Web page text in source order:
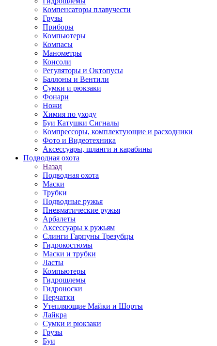
Компенсаторы плавучести
Грузы
Приборы
Компьютеры
Компасы
Манометры
Консоли
Регуляторы и Октопусы
Баллоны и Вентили
Сумки и рюкзаки
Фонари
Ножи
Химия по уходу
Буи Катушки Сигналы
Компрессоры, комплектующие и расходники
Фото и Видеотехника
Аксессуары, шланги и карабины
Подводная охота
Назад
Подводная охота
Маски
Трубки
Подводные ружья
Пневматические ружья
Арбалеты
Аксессуары к ружьям
Слинги Гарпуны Трезубцы
Гидрокостюмы
Маски и трубки
Ласты
Компьютеры
Гидрошлемы
Гидроноски
Перчатки
Утепляющие Майки и Шорты
Лайкра
Сумки и рюкзаки
Грузы
Буи